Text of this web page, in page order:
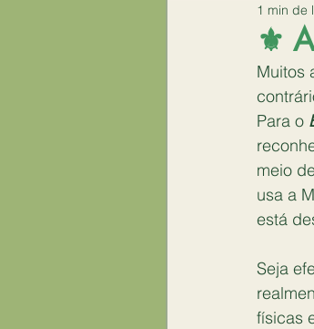
Coletivo
Linguagem do
⚜️
1 min de
Muitos
Para o
meio
usa a
está
Seja
físicas